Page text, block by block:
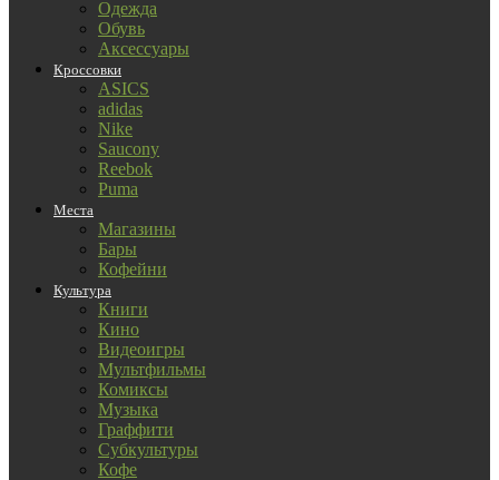
Одежда
Обувь
Аксессуары
Кроссовки
ASICS
adidas
Nike
Saucony
Reebok
Puma
Места
Магазины
Бары
Кофейни
Культура
Книги
Кино
Видеоигры
Мультфильмы
Комиксы
Музыка
Граффити
Субкультуры
Кофе